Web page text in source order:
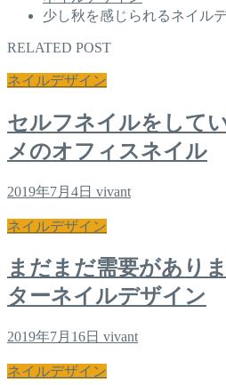
少し秋を感じられるネイル
RELATED POST
ネイルデザイン
セルフネイルをして
メのオフィスネイル
2019年7月4日 vivant
ネイルデザイン
まだまだ需要があり
ターネイルデザイン
2019年7月16日 vivant
ネイルデザイン